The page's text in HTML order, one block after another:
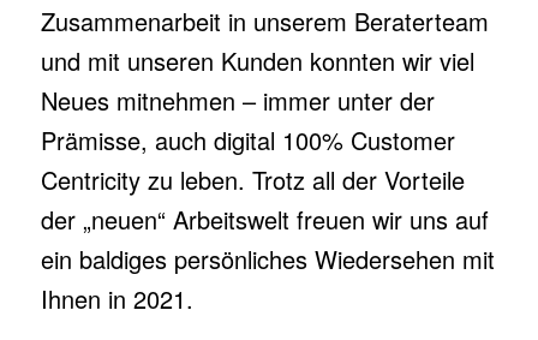
Zusammenarbeit in unserem Beraterteam
und mit unseren Kunden konnten wir viel
Neues mitnehmen – immer unter der
Prämisse, auch digital 100% Customer
Centricity zu leben. Trotz all der Vorteile
der „neuen“ Arbeitswelt freuen wir uns auf
ein baldiges persönliches Wiedersehen mit
Ihnen in 2021.